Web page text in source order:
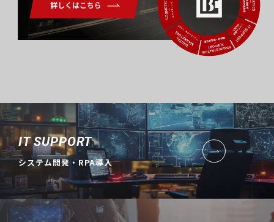
IT SUPPORT
システム開発・RPA導入